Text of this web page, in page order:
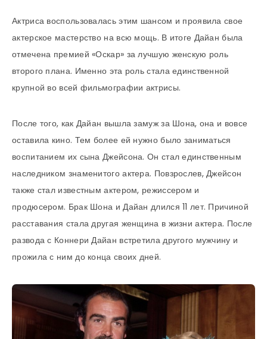
Актриса воспользовалась этим шансом и проявила свое
актерское мастерство на всю мощь. В итоге Дайан была
отмечена премией «Оскар» за лучшую женскую роль
второго плана. Именно эта роль стала единственной
крупной во всей фильмографии актрисы.
После того, как Дайан вышла замуж за Шона, она и вовсе
оставила кино. Тем более ей нужно было заниматься
воспитанием их сына Джейсона. Он стал единственным
наследником знаменитого актера. Повзрослев, Джейсон
также стал известным актером, режиссером и
продюсером. Брак Шона и Дайан длился 11 лет. Причиной
расставания стала другая женщина в жизни актера. После
развода с Коннери Дайан встретила другого мужчину и
прожила с ним до конца своих дней.